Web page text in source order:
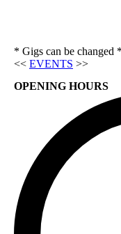
* Gigs can be changed
<< EVENTS >>
OPENING HOURS